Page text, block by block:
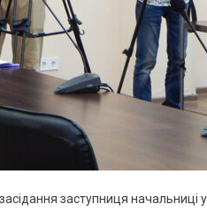
заступниця